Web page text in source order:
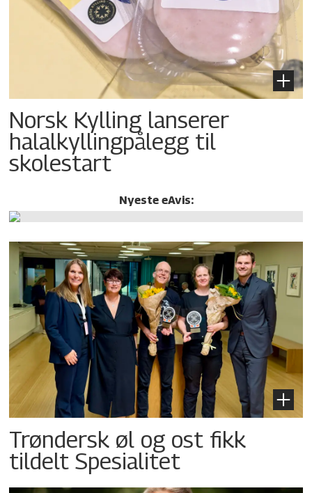
Norsk Kylling lanserer
halalkylling­pålegg til
skolestart
Nyeste eAvis:
Trøndersk øl og ost fikk
tildelt Spesialitet